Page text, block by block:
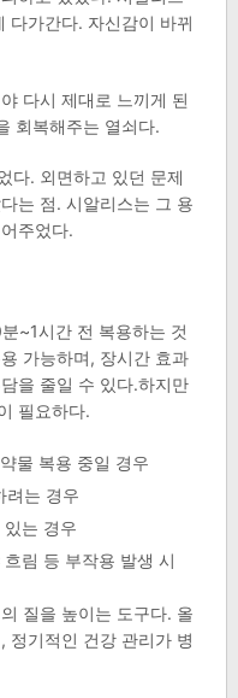
다가간다. 자신감이 바뀌
다시 제대로 느끼게 된
회복해주는 열쇠다.
다. 외면하고 있던 문제
는 점. 시알리스는 그 용
주었다.
~1시간 전 복용하는 것
가능하며, 장시간 효과
을 줄일 수 있다.하지만
필요하다.
물 복용 중일 경우
려는 경우
는 경우
림 등 부작용 발생 시
질을 높이는 도구다. 올
정기적인 건강 관리가 병